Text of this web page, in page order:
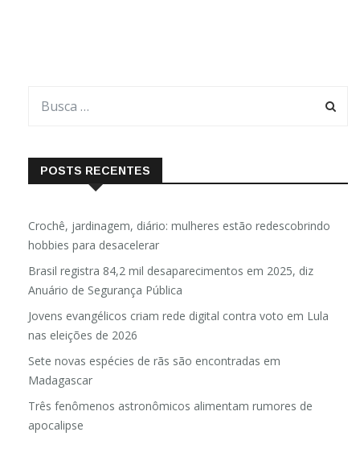
POSTS RECENTES
Crochê, jardinagem, diário: mulheres estão redescobrindo
hobbies para desacelerar
Brasil registra 84,2 mil desaparecimentos em 2025, diz
Anuário de Segurança Pública
Jovens evangélicos criam rede digital contra voto em Lula
nas eleições de 2026
Sete novas espécies de rãs são encontradas em
Madagascar
Três fenômenos astronômicos alimentam rumores de
apocalipse